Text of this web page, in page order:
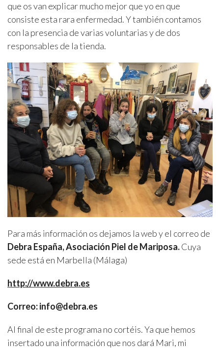
que os van explicar mucho mejor que yo en que
consiste esta rara enfermedad. Y también contamos
con la presencia de varias voluntarias y de dos
responsables de la tienda.
Para más información os dejamos la web y el correo de
Debra España, Asociación Piel de Mariposa.Cuya
sede está en Marbella (Málaga)
http://www.debra.es
Correo: info@debra.es
Al final de este programa no cortéis. Ya que hemos
insertado una información que nos dará Mari, mi